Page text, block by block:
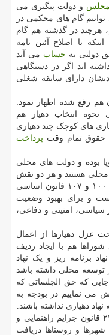
مجلس و دولت پیگیری می
گام های محکمی در
هرچند در گذشته هم گام
با اصلاح آئین نامه
دولتی به حساب می آید
اند اگر در دستگاهی
دارای سابقه شغلی
هم رفع شده اظهار نمود:
نحوه انتخاب دهیار هم
های کوچک چند دهیاری
حقوق تمام وقت پرداخت
بوده و دولت های محلی
هستند و هر دو نقش
مهمی در توسعه دارند. در اصول ۶ و ۷ و ۱۰۰ و ۱۰۷ قانون اساسی
و برای بهبود وضعیت
سیاسی، امنیتی و دفاعی،
عزل دهیارها از اعمال
هم با ایجاد ردیف
برنامه ریز و یک نهاد
توسعه محلی داشته باشد
جایی که حق الجلساتی که
می نماییم در بودجه به
دهیاری نداشته باشند.
قربانی همینطور اظهار نمود: طبق ماده ۲۳ قانون جرایم راهنمایی و
داخل شهرها و روستاها دریافت